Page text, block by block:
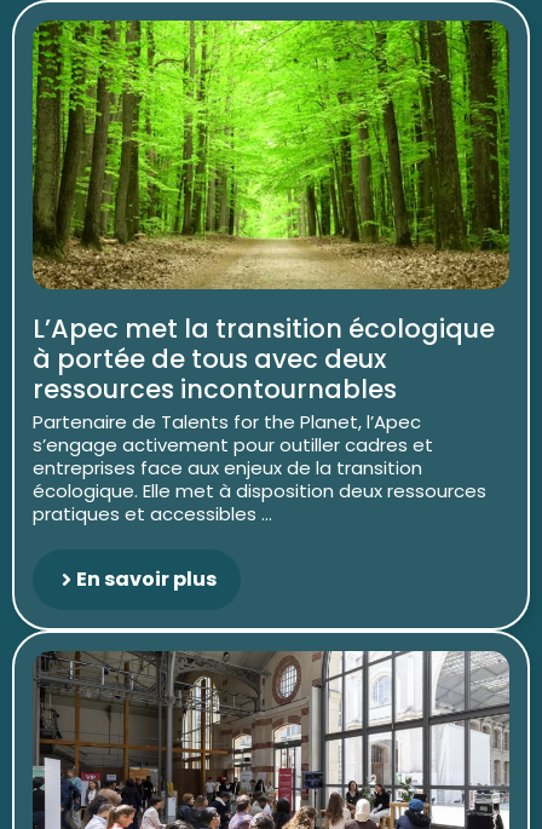
L’Apec met la transition écologique
à portée de tous avec deux
ressources incontournables
Partenaire de Talents for the Planet, l’Apec
s’engage activement pour outiller cadres et
entreprises face aux enjeux de la transition
écologique. Elle met à disposition deux ressources
pratiques et accessibles ...
En savoir plus